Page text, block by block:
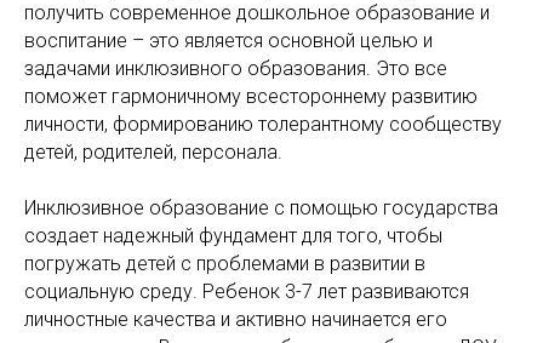
получить современное дошкольное образование и
воспитание – это является основной целью и
задачами инклюзивного образования. Это все
поможет гармоничному всестороннему развитию
личности, формированию толерантному сообществу
детей, родителей, персонала.
Инклюзивное образование с помощью государства
создает надежный фундамент для того, чтобы
погружать детей с проблемами в развитии в
социальную среду. Ребенок 3-7 лет развиваются
личностные качества и активно начинается его